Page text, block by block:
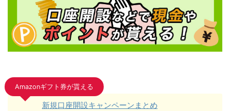
Amazonギフト券が貰える
新規口座開設キャンペーンまとめ